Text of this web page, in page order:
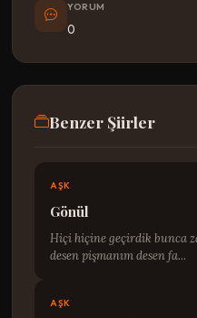
YORUM
0
Benzer Şiirler
AŞK
Gönül
Hiçi hiçine geçirdik bunca
desen pişmanım desen fa...
AŞK